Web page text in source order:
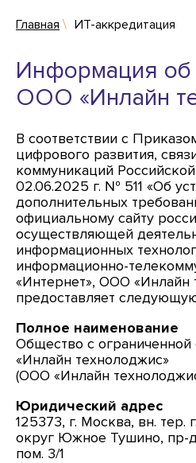
Главная ИТ-аккредитация
Информация об
ООО «Инлайн
В соответствии с
цифрового развития,
коммуникаций
02.06.2025 г. № 511 «Об
дополнительных
официальному сайту
осуществляющей
информационных
информационно-
«Интернет», ООО «Инлайн
предоставляет
Полное наименование
Общество с ограниченной
«Инлайн технолоджис»
(ООО «Инлайн
Юридический адрес
125373, г. Москва, вн. тер.
округ Южное Тушино, пр-
пом. 3/1